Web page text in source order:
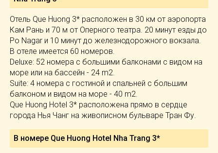
Отель Que Huong 3* расположен в 30 км от аэропорта
Кам Рань и 70 м от Оперного театра. 20 минут езды до
Po Nagar и 10 минут до железнодорожного вокзала.
В отеле имеется 60 номеров.
Deluxe: 52 номера с большими балконами с видом на
море или на бассейн - 24 m2.
Suite: 4 номера с гостиной и спальней с большим
балконом и видом на море - 40 m2.
Que Huong Hotel 3* расположена прямо в сердце
города Нья Чанг на живописном бульваре Тран Фу.
В номере Que Huong Hotel Nha Trang 3*